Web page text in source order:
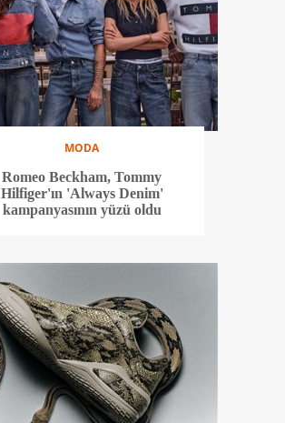
MODA
Romeo Beckham, Tommy
Hilfiger'ın 'Always Denim'
kampanyasının yüzü oldu